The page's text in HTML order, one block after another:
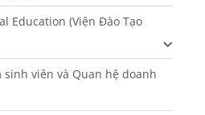
Education (Viện Đào Tạo
viên và Quan hệ doanh